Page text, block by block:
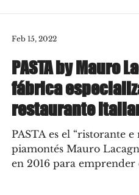
PASTA by Mauro
fábrica
restaurante
PASTA es el “ristorante
piamontés Mauro
en 2016 para emprender
Feb 15, 2022